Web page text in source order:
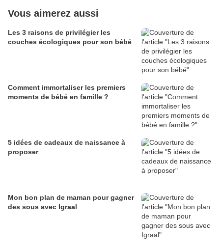
Vous aimerez aussi
Les 3 raisons de privilégier les
couches écologiques pour son bébé
Comment immortaliser les premiers
moments de bébé en famille ?
5 idées de cadeaux de naissance à
proposer
Mon bon plan de maman pour gagner
des sous avec Igraal